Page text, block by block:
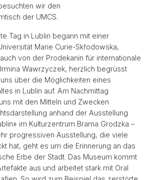
wir den
der UMCS.
Tag in Lublin begann mit einer
Marie Curie-Skłodowska,
von der Prodekanin für internationale
Wawrzyczek, herzlich begrüsst
über die Möglichkeiten eines
in Lublin auf. Am Nachmittag
mit den Mitteln und Zwecken
anhand der Ausstellung
im Kulturzentrum Brama Grodzka –
progressiven Ausstellung, die viele
hat, geht es um die Erinnerung an das
Erbe der Stadt. Das Museum kommt
aus und arbeitet stark mit Oral